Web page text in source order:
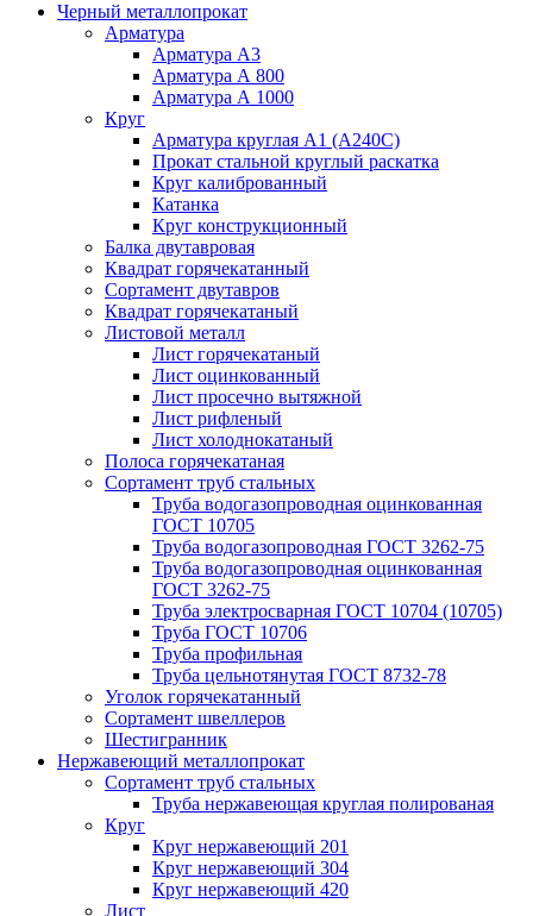
Черный металлопрокат
Арматура
Арматура А3
Арматура А 800
Арматура А 1000
Круг
Арматура круглая А1 (А240C)
Прокат стальной круглый раскатка
Круг калиброванный
Катанка
Круг конструкционный
Балка двутавровая
Квадрат горячекатанный
Сортамент двутавров
Квадрат горячекатаный
Листовой металл
Лист горячекатаный
Лист оцинкованный
Лист просечно вытяжной
Лист рифленый
Лист холоднокатаный
Полоса горячекатаная
Сортамент труб стальных
Труба водогазопроводная оцинкованная
ГОСТ 10705
Труба водогазопроводная ГОСТ 3262-75
Труба водогазопроводная оцинкованная
ГОСТ 3262-75
Труба электросварная ГОСТ 10704 (10705)
Труба ГОСТ 10706
Труба профильная
Труба цельнотянутая ГОСТ 8732-78
Уголок горячекатанный
Сортамент швеллеров
Шестигранник
Нержавеющий металлопрокат
Сортамент труб стальных
Труба нержавеющая круглая полированая
Круг
Круг нержавеющий 201
Круг нержавеющий 304
Круг нержавеющий 420
Лист